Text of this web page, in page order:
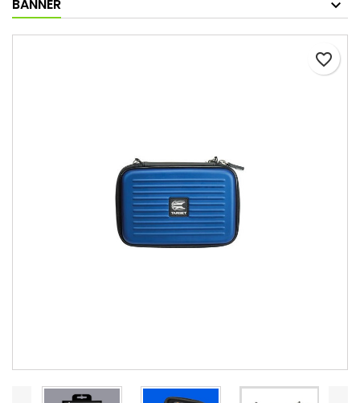
BANNER
favorite_border